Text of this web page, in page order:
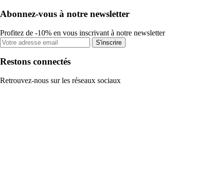
Abonnez-vous à notre newsletter
Profitez de -10% en vous inscrivant à notre newsletter
S'inscrire
Restons connectés
Retrouvez-nous sur les réseaux sociaux